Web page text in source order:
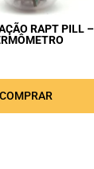
RAPT PILL
COMPRAR